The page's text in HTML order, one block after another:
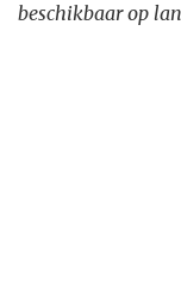
beschikbaar op